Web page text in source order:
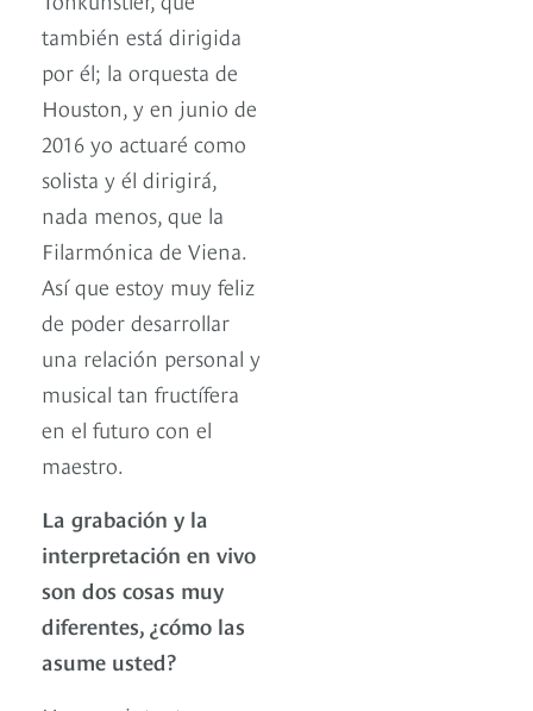
también está dirigida
por él; la orquesta de
Houston, y en junio de
2016 yo actuaré como
solista y él dirigirá,
nada menos, que la
Filarmónica de Viena.
Así que estoy muy feliz
de poder desarrollar
una relación personal y
musical tan fructífera
en el futuro con el
maestro.
La grabación y la
interpretación en vivo
son dos cosas muy
diferentes, ¿cómo las
asume usted?